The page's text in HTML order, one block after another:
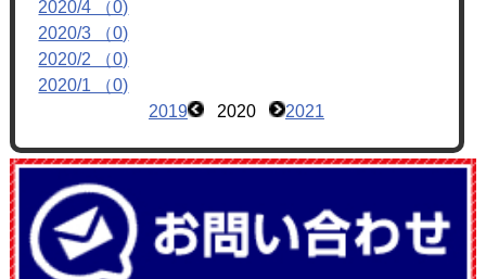
2020/4 （0)
2020/3 （0)
2020/2 （0)
2020/1 （0)
2019
2020 2021